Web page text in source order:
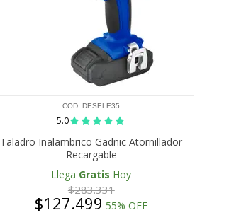
COD. DESELE35
5.0
Taladro Inalambrico Gadnic Atornillador
Recargable
Llega Gratis Hoy
$283.331
$127.499 55% OFF